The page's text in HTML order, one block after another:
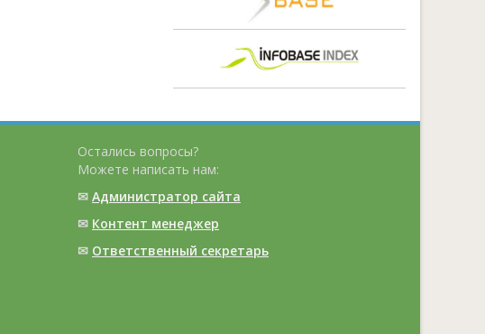
Остались вопросы?
Можете написать нам:
✉ Администратор сайта
✉ Контент менеджер
✉ Ответственный cекретарь